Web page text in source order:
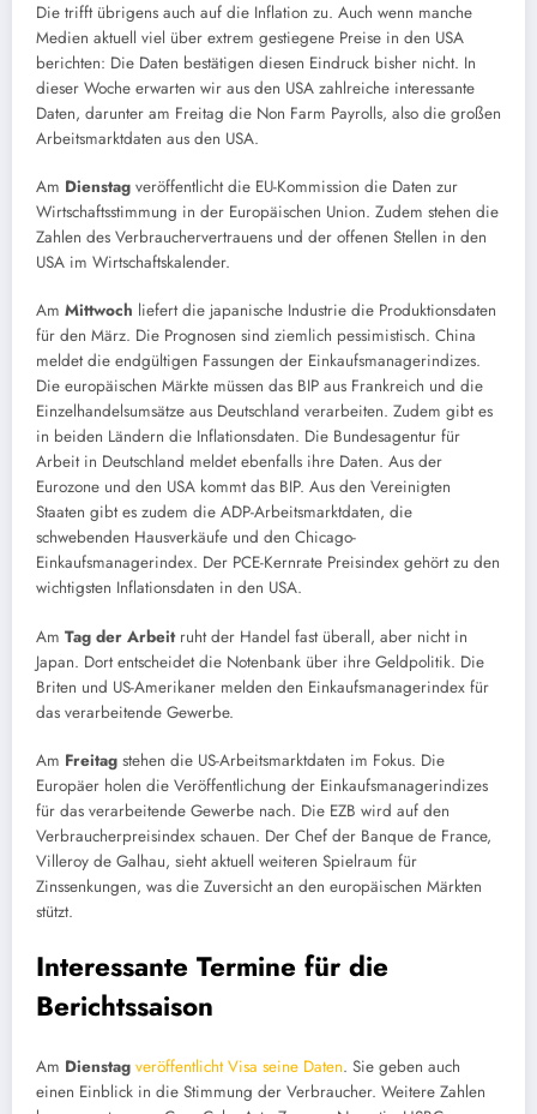
Die trifft übrigens auch auf die Inflation zu. Auch wenn manche
Medien aktuell viel über extrem gestiegene Preise in den USA
berichten: Die Daten bestätigen diesen Eindruck bisher nicht. In
dieser Woche erwarten wir aus den USA zahlreiche interessante
Daten, darunter am Freitag die Non Farm Payrolls, also die großen
Arbeitsmarktdaten aus den USA.
Am Dienstag veröffentlicht die EU-Kommission die Daten zur
Wirtschaftsstimmung in der Europäischen Union. Zudem stehen die
Zahlen des Verbrauchervertrauens und der offenen Stellen in den
USA im Wirtschaftskalender.
Am Mittwoch liefert die japanische Industrie die Produktionsdaten
für den März. Die Prognosen sind ziemlich pessimistisch. China
meldet die endgültigen Fassungen der Einkaufsmanagerindizes.
Die europäischen Märkte müssen das BIP aus Frankreich und die
Einzelhandelsumsätze aus Deutschland verarbeiten. Zudem gibt es
in beiden Ländern die Inflationsdaten. Die Bundesagentur für
Arbeit in Deutschland meldet ebenfalls ihre Daten. Aus der
Eurozone und den USA kommt das BIP. Aus den Vereinigten
Staaten gibt es zudem die ADP-Arbeitsmarktdaten, die
schwebenden Hausverkäufe und den Chicago-
Einkaufsmanagerindex. Der PCE-Kernrate Preisindex gehört zu den
wichtigsten Inflationsdaten in den USA.
Am Tag der Arbeit ruht der Handel fast überall, aber nicht in
Japan. Dort entscheidet die Notenbank über ihre Geldpolitik. Die
Briten und US-Amerikaner melden den Einkaufsmanagerindex für
das verarbeitende Gewerbe.
Am Freitag stehen die US-Arbeitsmarktdaten im Fokus. Die
Europäer holen die Veröffentlichung der Einkaufsmanagerindizes
für das verarbeitende Gewerbe nach. Die EZB wird auf den
Verbraucherpreisindex schauen. Der Chef der Banque de France,
Villeroy de Galhau, sieht aktuell weiteren Spielraum für
Zinssenkungen, was die Zuversicht an den europäischen Märkten
stützt.
Interessante Termine für die
Berichtssaison
Am Dienstag veröffentlicht Visa seine Daten. Sie geben auch
einen Einblick in die Stimmung der Verbraucher. Weitere Zahlen